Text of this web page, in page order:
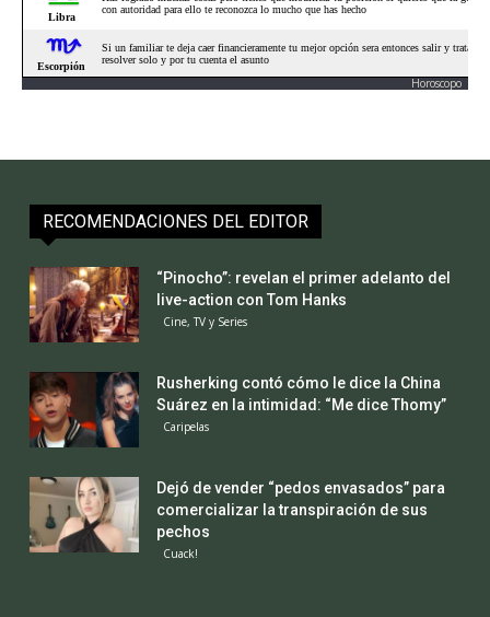
Horoscopo
RECOMENDACIONES DEL EDITOR
“Pinocho”: revelan el primer adelanto del
live-action con Tom Hanks
Cine, TV y Series
Rusherking contó cómo le dice la China
Suárez en la intimidad: “Me dice Thomy”
Caripelas
Dejó de vender “pedos envasados” para
comercializar la transpiración de sus
pechos
Cuack!